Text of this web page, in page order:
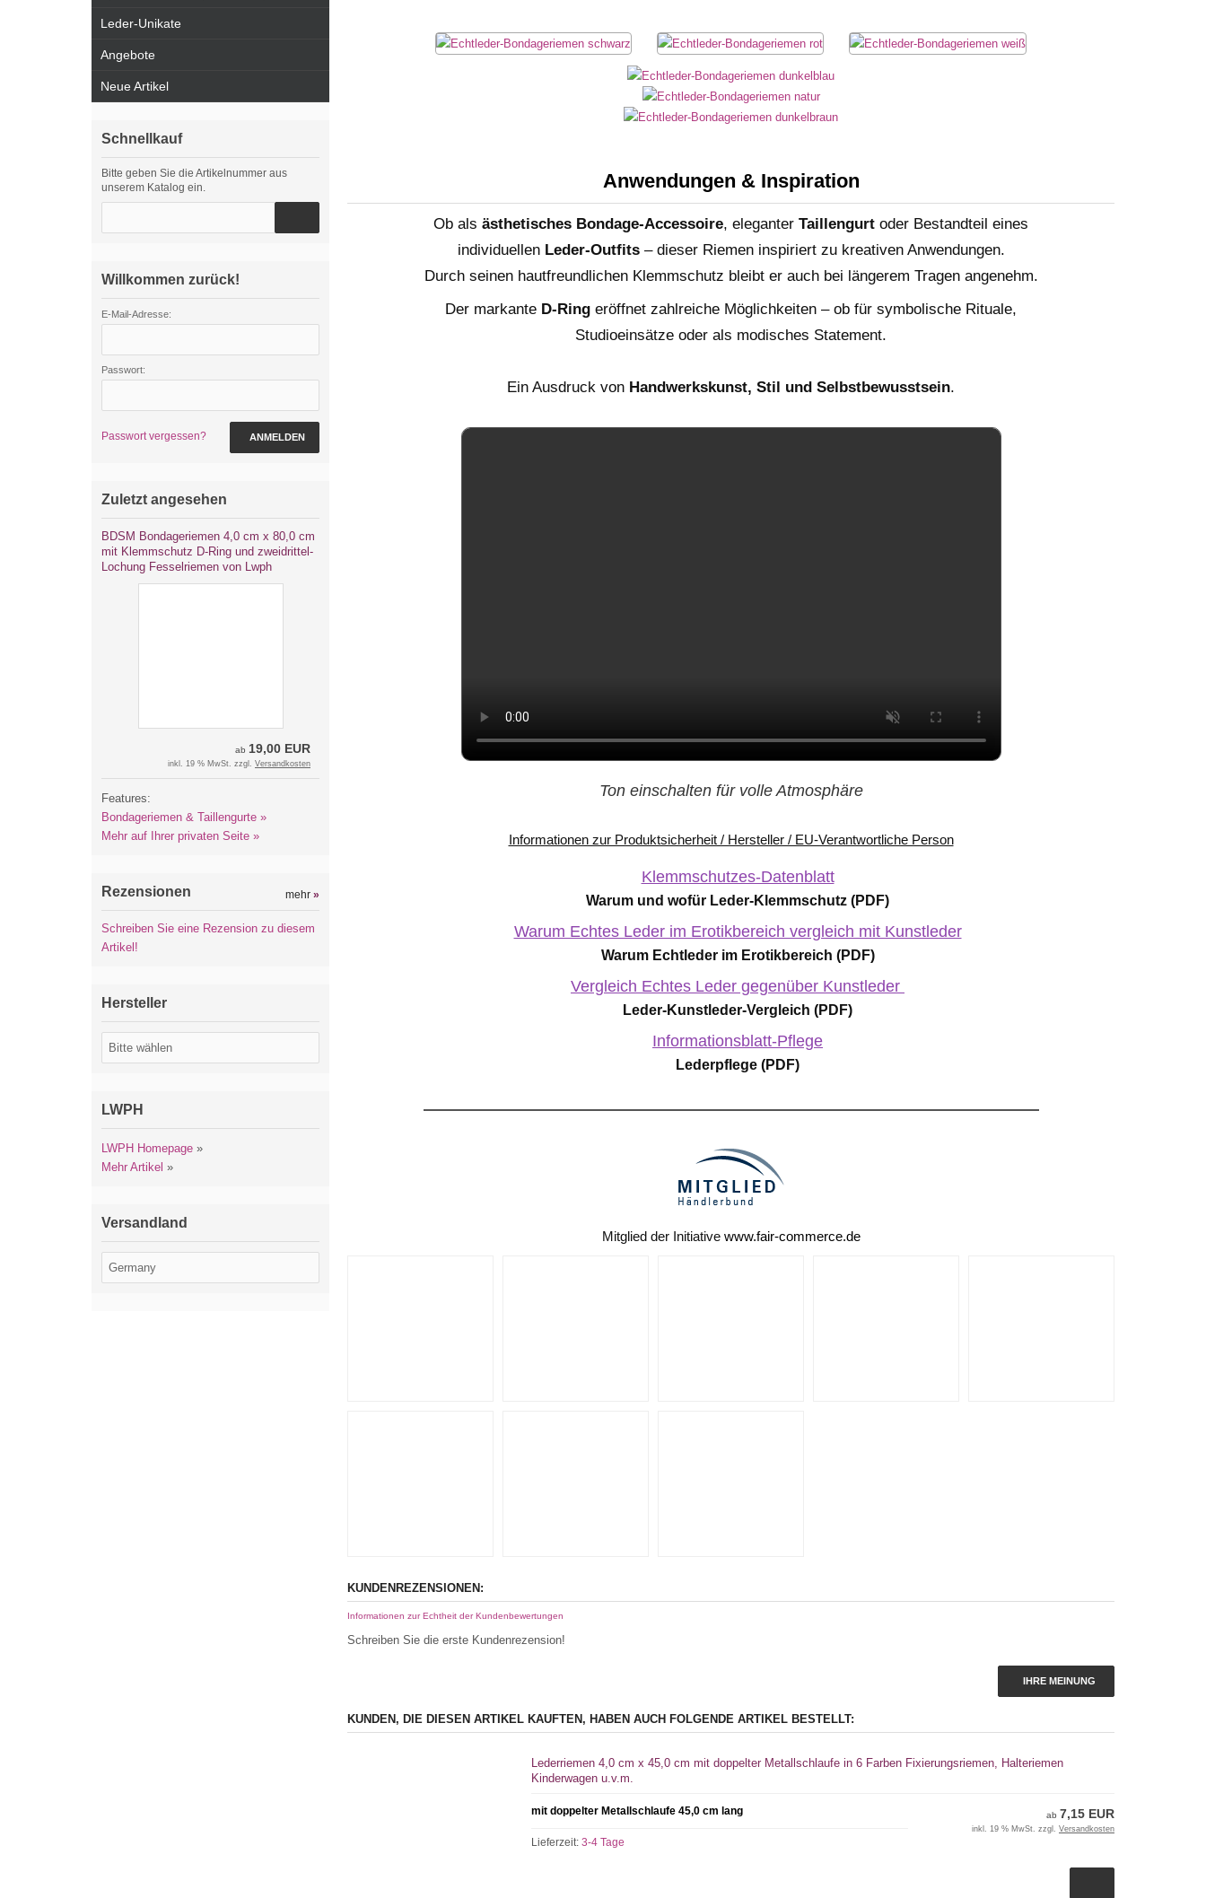
Anwendungen & Inspiration
Ob als ästhetisches Bondage-Accessoire, eleganter Taillengurt oder Bestandteil eines
individuellen Leder-Outfits– dieser Riemen inspiriert zu kreativen Anwendungen.
Durch seinen hautfreundlichen Klemmschutz bleibt er auch bei längerem Tragen angenehm.
Der markante D-Ring eröffnet zahlreiche Möglichkeiten – ob für symbolische Rituale,
Studioeinsätze oder als modisches Statement.
Ein Ausdruck von Handwerkskunst, Stil und Selbstbewusstsein.
Ton einschalten für volle Atmosphäre
Informationen zur Produktsicherheit / Hersteller / EU-Verantwortliche Person
Klemmschutzes-Datenblatt
Warum und wofür Leder-Klemmschutz (PDF)
Warum Echtes Leder im Erotikbereich vergleich mit Kunstleder
Warum Echtleder im Erotikbereich (PDF)
Vergleich Echtes Leder gegenüber Kunstleder
Leder-Kunstleder-Vergleich (PDF)
Informationsblatt-Pflege
Lederpflege (PDF)
Mitglied der Initiative www.fair-commerce.de
KUNDENREZENSIONEN:
Informationen zur Echtheit der Kundenbewertungen
Schreiben Sie die erste Kundenrezension!
IHRE MEINUNG
KUNDEN, DIE DIESEN ARTIKEL KAUFTEN, HABEN AUCH FOLGENDE ARTIKEL BESTELLT:
Lederriemen 4,0 cm x 45,0 cm mit doppelter Metallschlaufe in 6 Farben Fixierungsriemen, Halteriemen
Kinderwagen u.v.m.
mit doppelter Metallschlaufe 45,0 cm lang
Lieferzeit:3-4 Tage
ab 7,15 EUR
inkl. 19 % MwSt. zzgl. Versandkosten
Leder-Unikate
Angebote
Neue Artikel
Schnellkauf
Bitte geben Sie die Artikelnummer aus
unserem Katalog ein.
Willkommen zurück!
E-Mail-Adresse:
Passwort:
Passwort vergessen? ANMELDEN
Zuletzt angesehen
BDSM Bondageriemen 4,0 cm x 80,0 cm
mit Klemmschutz D-Ring und zweidrittel-
Lochung Fesselriemen von Lwph
ab 19,00 EUR
inkl. 19 % MwSt. zzgl. Versandkosten
Features:
Bondageriemen & Taillengurte »
Mehr auf Ihrer privaten Seite »
Rezensionen mehr »
Schreiben Sie eine Rezension zu diesem
Artikel!
Hersteller
LWPH
LWPH Homepage »
Mehr Artikel »
Versandland